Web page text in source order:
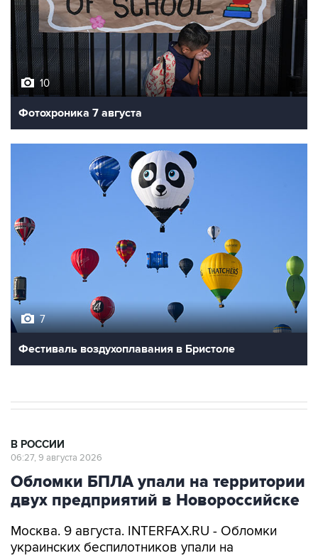
10
Фотохроника 7 августа
Фестиваль воздухоплавания в Бристоле
Обломки БПЛА упали на территории
двух предприятий в Новороссийске
Москва. 9 августа. INTERFAX.RU - Обломки
территории двух предприятий в
Новороссийске, никто не пострадал, сообщил